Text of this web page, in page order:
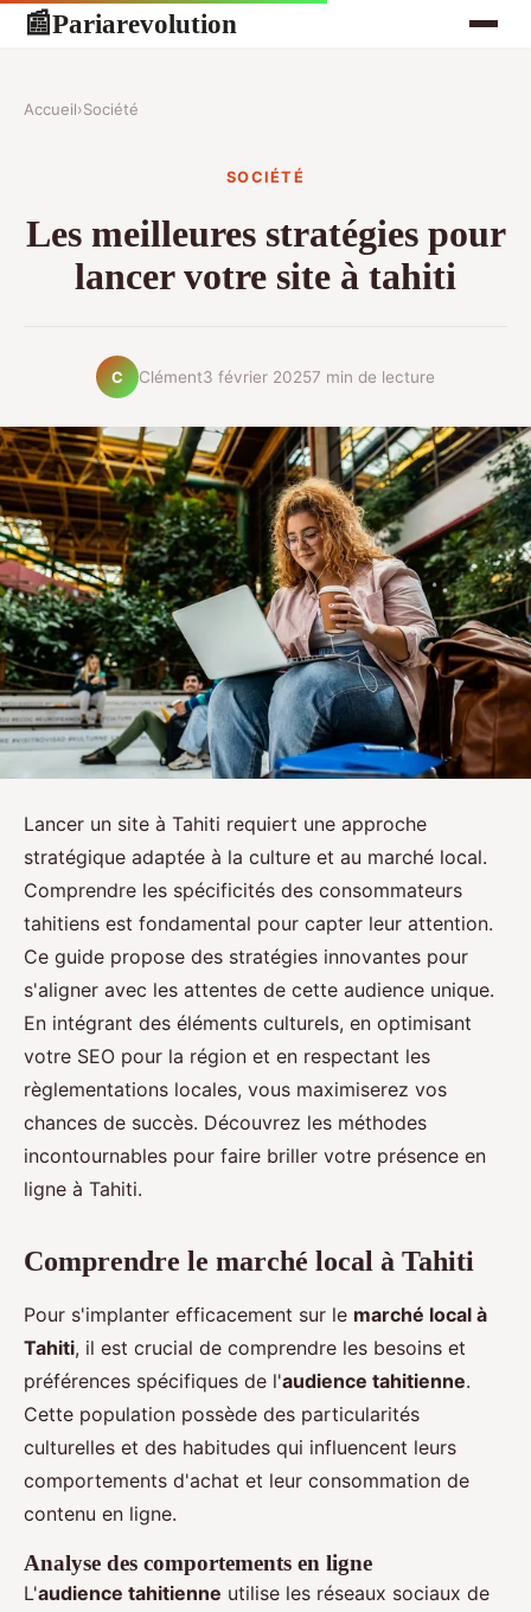
📰Pariarevolution
Accueil›Société
SOCIÉTÉ
Les meilleures stratégies pour
lancer votre site à tahiti
C Clément3 février 20257 min de lecture
Lancer un site à Tahiti requiert une approche
stratégique adaptée à la culture et au marché local.
Comprendre les spécificités des consommateurs
tahitiens est fondamental pour capter leur attention.
Ce guide propose des stratégies innovantes pour
s'aligner avec les attentes de cette audience unique.
En intégrant des éléments culturels, en optimisant
votre SEO pour la région et en respectant les
règlementations locales, vous maximiserez vos
chances de succès. Découvrez les méthodes
incontournables pour faire briller votre présence en
ligne à Tahiti.
Comprendre le marché local à Tahiti
Pour s'implanter efficacement sur le marché local à
Tahiti, il est crucial de comprendre les besoins et
préférences spécifiques de l'audience tahitienne.
Cette population possède des particularités
culturelles et des habitudes qui influencent leurs
comportements d'achat et leur consommation de
contenu en ligne.
Analyse des comportements en ligne
L'audience tahitienne utilise les réseaux sociaux de